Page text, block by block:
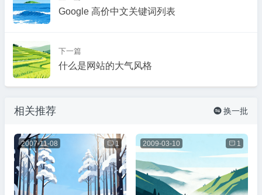
Google 高价中文关键词列表
下一篇
什么是网站的大气风格
相关推荐  换一批
2007-11-08  1 2009-03-10  1